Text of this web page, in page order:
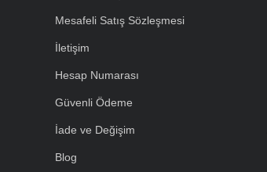
Mesafeli Satış Sözleşmesi
İletişim
Hesap Numarası
Güvenli Ödeme
İade ve Değişim
Blog